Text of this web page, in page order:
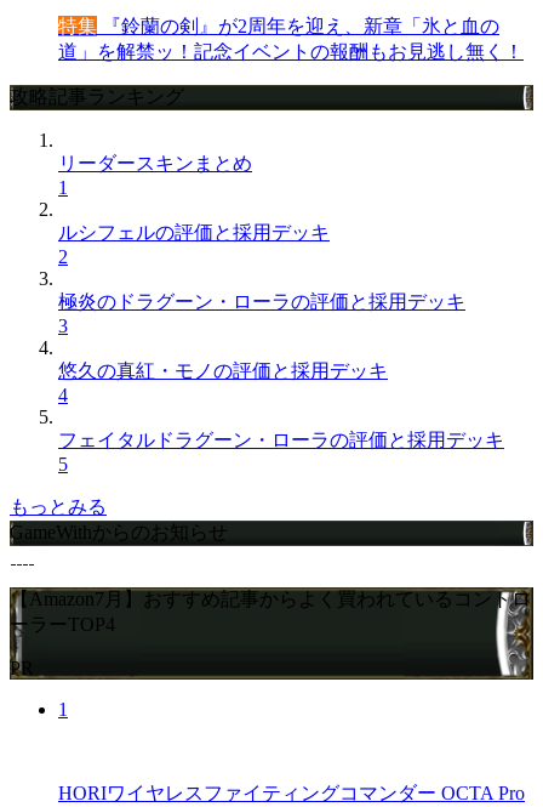
特集 『鈴蘭の剣』が2周年を迎え、新章「氷と血の
道」を解禁ッ！記念イベントの報酬もお見逃し無く！
攻略記事ランキング
リーダースキンまとめ
1
ルシフェルの評価と採用デッキ
2
極炎のドラグーン・ローラの評価と採用デッキ
3
悠久の真紅・モノの評価と採用デッキ
4
フェイタルドラグーン・ローラの評価と採用デッキ
5
もっとみる
GameWithからのお知らせ
【Amazon7月】おすすめ記事からよく買われているコントロ
ーラーTOP4
PR
1
HORIワイヤレスファイティングコマンダー OCTA Pro